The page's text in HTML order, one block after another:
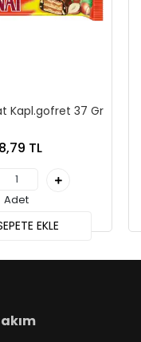
Kapl.gofret 37 Gr
TL
Adet
EKLE